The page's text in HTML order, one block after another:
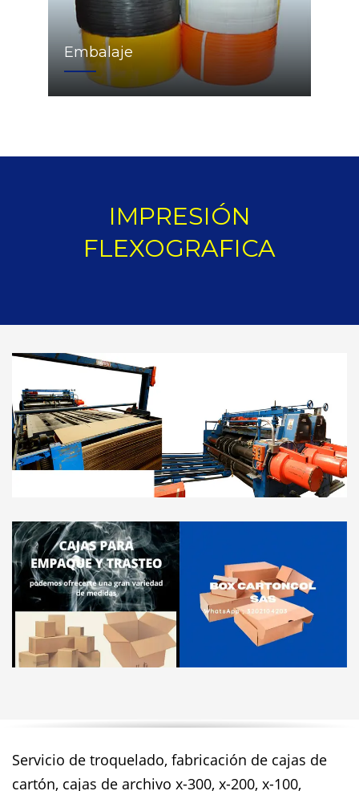
Embalaje
IMPRESIÓN
FLEXOGRAFICA
Servicio de troquelado, fabricación de cajas de
cartón, cajas de archivo x-300, x-200, x-100,